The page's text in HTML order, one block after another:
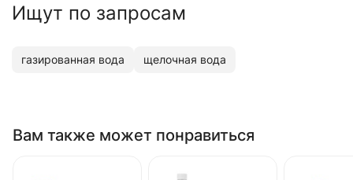
Ищут по запросам
газированная вода щелочная вода
Вам также может понравиться